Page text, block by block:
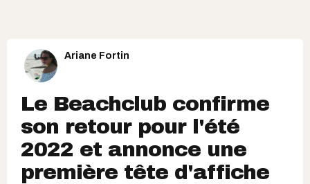
Ariane Fortin
Le Beachclub confirme
son retour pour l'été
2022 et annonce une
première tête d'affiche